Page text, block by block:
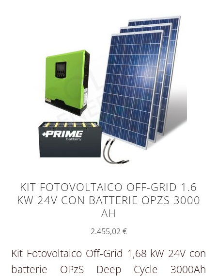
KIT FOTOVOLTAICO OFF-GRID 1.6
KW 24V CON BATTERIE OPZS 3000
AH
2.455,02€
Kit Fotovoltaico Off-Grid 1,68 kW 24V con
batterie OPzS Deep Cycle 3000Ah